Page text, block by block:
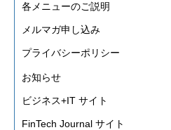
各メニューのご説明
メルマガ申し込み
プライバシーポリシー
お知らせ
ビジネス+IT サイト
FinTech Journal サイト